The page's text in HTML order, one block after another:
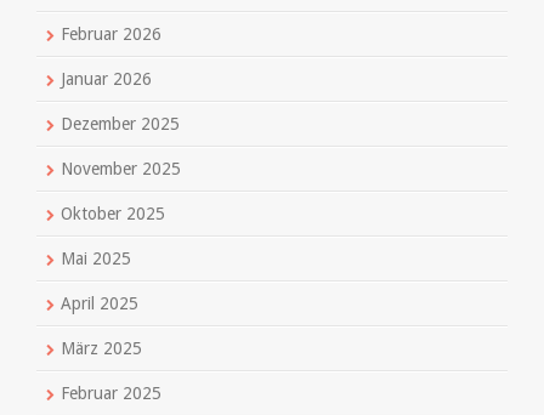
Februar 2026
Januar 2026
Dezember 2025
November 2025
Oktober 2025
Mai 2025
April 2025
März 2025
Februar 2025